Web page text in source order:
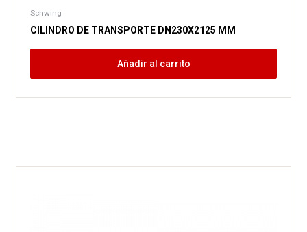
Schwing
CILINDRO DE TRANSPORTE DN230X2125 MM
Añadir al carrito